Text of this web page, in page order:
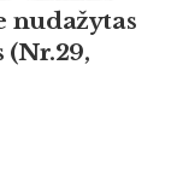
nudažytas
(Nr.29,